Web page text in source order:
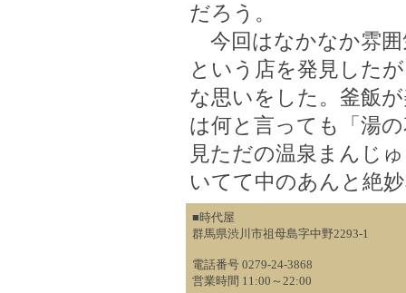
だろう。
今回はなかなか雰囲
という店を発見した
な思いをした。釜飯
は何と言っても「湯
見ただの温泉まんじ
いてて中のあんと絶
■時代屋
群馬県渋川市祖母島字中野2293-1
電話番号 0279-24-3868
営業時間 11:00～22:00